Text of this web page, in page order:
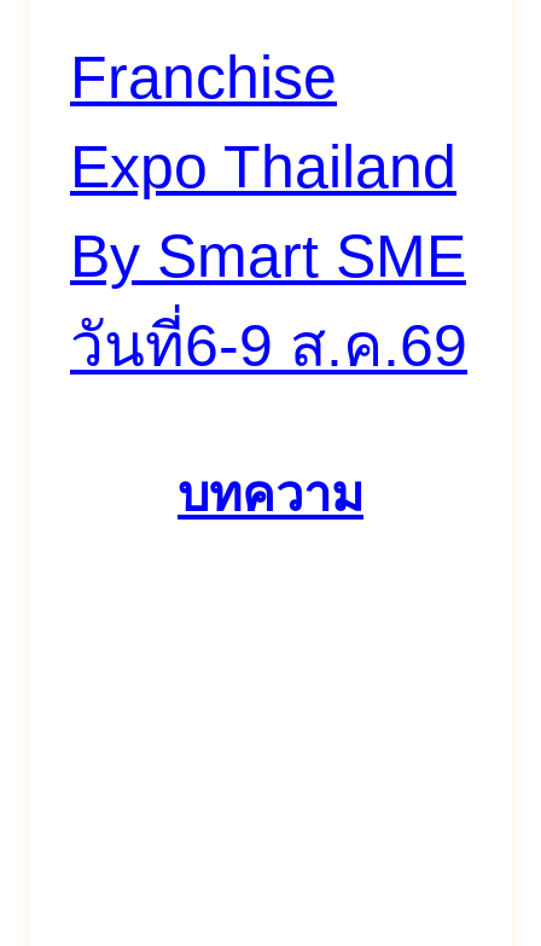
Franchise
Expo Thailand
By Smart SME
วันที่6-9 ส.ค.69
บทความ